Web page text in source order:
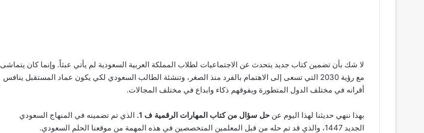
لا شك بأن تضمين كتاب جديد يتحدث عن الاجتماعيات لطلاب المملكة العربية السعودية لم يأتي عبثاً. وإنما كان يتماشى
مع رؤية 2030 التي تسعى إلى الاهتمام بالفرد منذ الصغر، وتنشئة الطالب السعودي لكي يكون عماد المستقبل ينافس
أقرانه في مختلف الدول المتطورة ويفوقهم ذكاء وابداع في مختلف المجالات.
بهذا ننهي حديثنا لهذا اليوم عن حل سؤال من كتاب المهارات الرقمية ف 1.
الذي تم تضمينه في المنهاج السعودي
الجديد 1447، والذي قد تم حله من قبل المعلمين المتخصصين في هذه المهمة من موقعنا الحلم السعودي.